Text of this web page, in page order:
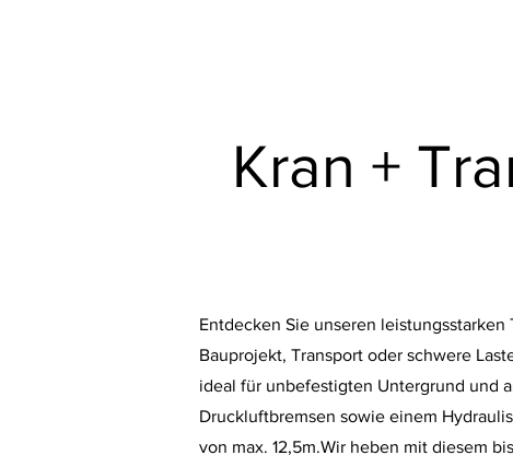
Kran +
Entdecken Sie unseren
Bauprojekt, Transport oder schwere
ideal für unbefestigten Untergrund und
Druckluftbremsen sowie einem
von max. 12,5m.Wir heben mit diesem